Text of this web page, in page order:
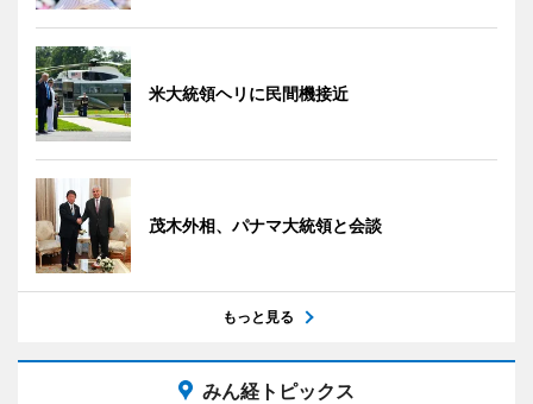
米大統領ヘリに民間機接近
茂木外相、パナマ大統領と会談
もっと見る
みん経トピックス